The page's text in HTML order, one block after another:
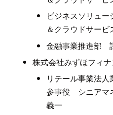
ビジネスソリュ
＆クラウドサー
金融事業推進部
株式会社みずほフィ
リテール事業法
参事役 シニアマ
義一